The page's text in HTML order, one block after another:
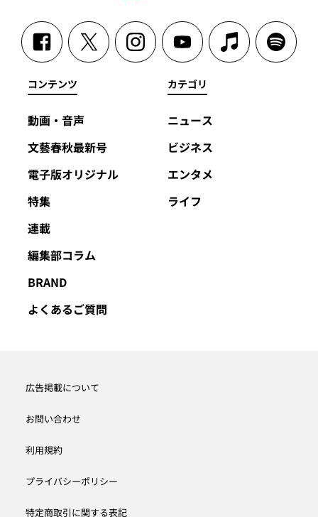
コンテンツ
動画・音声
文藝春秋最新号
電子版オリジナル
特集
連載
編集部コラム
BRAND
よくあるご質問
カテゴリ
ニュース
ビジネス
エンタメ
ライフ
広告掲載について
お問い合わせ
利用規約
プライバシーポリシー
特定商取引に関する表記